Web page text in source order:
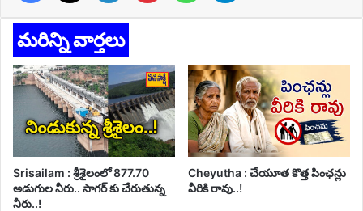
మరిన్ని వార్తలు
Srisailam : శ్రీశైలంలో 877.70
అడుగుల నీరు.. సాగర్ కు చేరుతున్న
నీరు..!
Cheyutha : చేయూత కొత్త పింఛన్లు
వీరికి రావు..!